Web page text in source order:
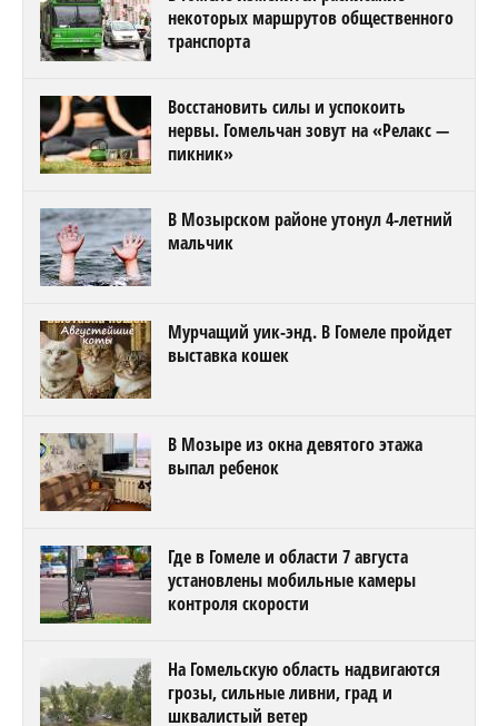
некоторых маршрутов общественного
транспорта
Восстановить силы и успокоить
нервы. Гомельчан зовут на «Релакс —
пикник»
В Мозырском районе утонул 4-летний
мальчик
Мурчащий уик-энд. В Гомеле пройдет
выставка кошек
В Мозыре из окна девятого этажа
выпал ребенок
Где в Гомеле и области 7 августа
установлены мобильные камеры
контроля скорости
На Гомельскую область надвигаются
грозы, сильные ливни, град и
шквалистый ветер